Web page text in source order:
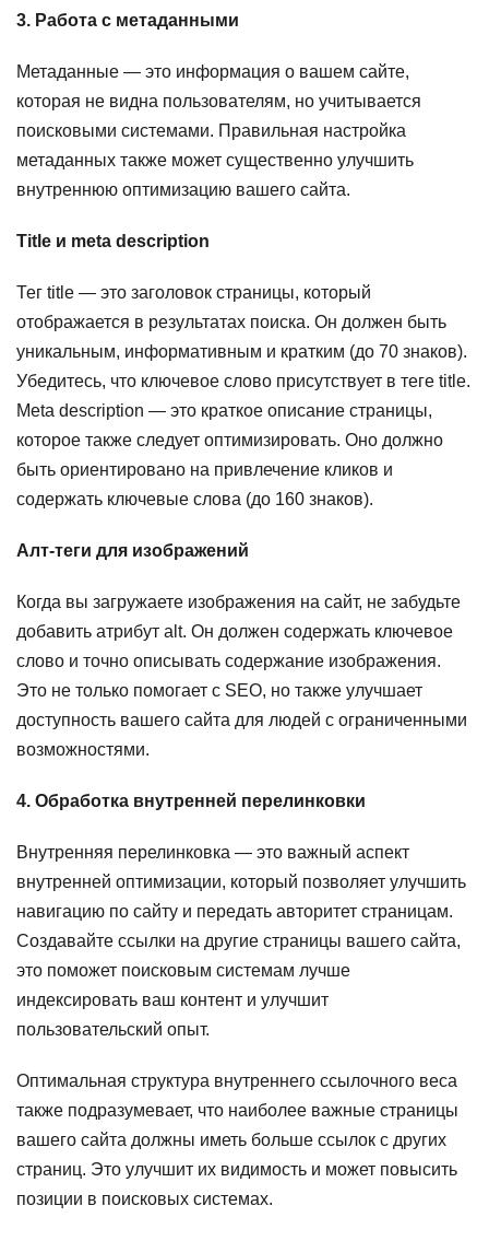
3. Работа с метаданными
Метаданные — это информация о вашем сайте,
которая не видна пользователям, но учитывается
поисковыми системами. Правильная настройка
метаданных также может существенно улучшить
внутреннюю оптимизацию вашего сайта.
Title и meta description
Тег title — это заголовок страницы, который
отображается в результатах поиска. Он должен быть
уникальным, информативным и кратким (до 70 знаков).
Убедитесь, что ключевое слово присутствует в теге title.
Meta description — это краткое описание страницы,
которое также следует оптимизировать. Оно должно
быть ориентировано на привлечение кликов и
содержать ключевые слова (до 160 знаков).
Алт-теги для изображений
Когда вы загружаете изображения на сайт, не забудьте
добавить атрибут alt. Он должен содержать ключевое
слово и точно описывать содержание изображения.
Это не только помогает с SEO, но также улучшает
доступность вашего сайта для людей с ограниченными
возможностями.
4. Обработка внутренней перелинковки
Внутренняя перелинковка — это важный аспект
внутренней оптимизации, который позволяет улучшить
навигацию по сайту и передать авторитет страницам.
Создавайте ссылки на другие страницы вашего сайта,
это поможет поисковым системам лучше
индексировать ваш контент и улучшит
пользовательский опыт.
Оптимальная структура внутреннего ссылочного веса
также подразумевает, что наиболее важные страницы
вашего сайта должны иметь больше ссылок с других
страниц. Это улучшит их видимость и может повысить
позиции в поисковых системах.